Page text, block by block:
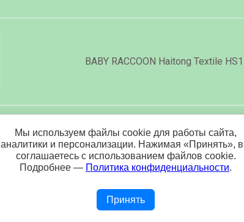
BABY RACCOON Haitong Textile
BABY RACCOON Haitong Textile
Мы используем файлы cookie для работы сайта,
аналитики и персонализации. Нажимая «Принять»,
соглашаетесь с использованием файлов cookie.
Подробнее — Политика конфиденциальности.
Принять